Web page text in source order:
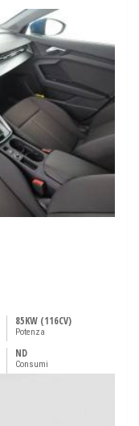
85KW (116CV)
Potenza
ND
Consumi